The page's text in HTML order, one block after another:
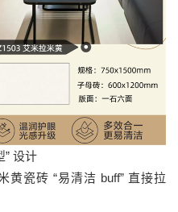
” 设计
黄瓷砖 “易清洁 buff” 直接拉